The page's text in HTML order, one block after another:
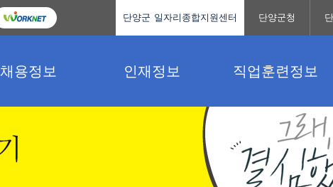
채용정보 인재정보 직업훈련정보
단양군 일자리종합지원센터 단양군청